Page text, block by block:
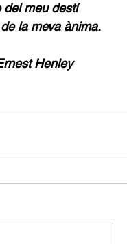
del meu destí
la meva ànima.
Henley